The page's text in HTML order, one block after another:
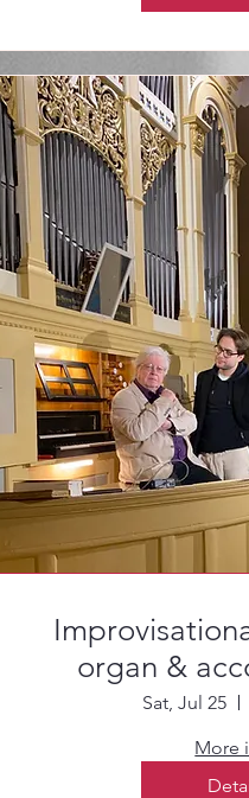
organ &
Michael von
Sat, Jul 25
More